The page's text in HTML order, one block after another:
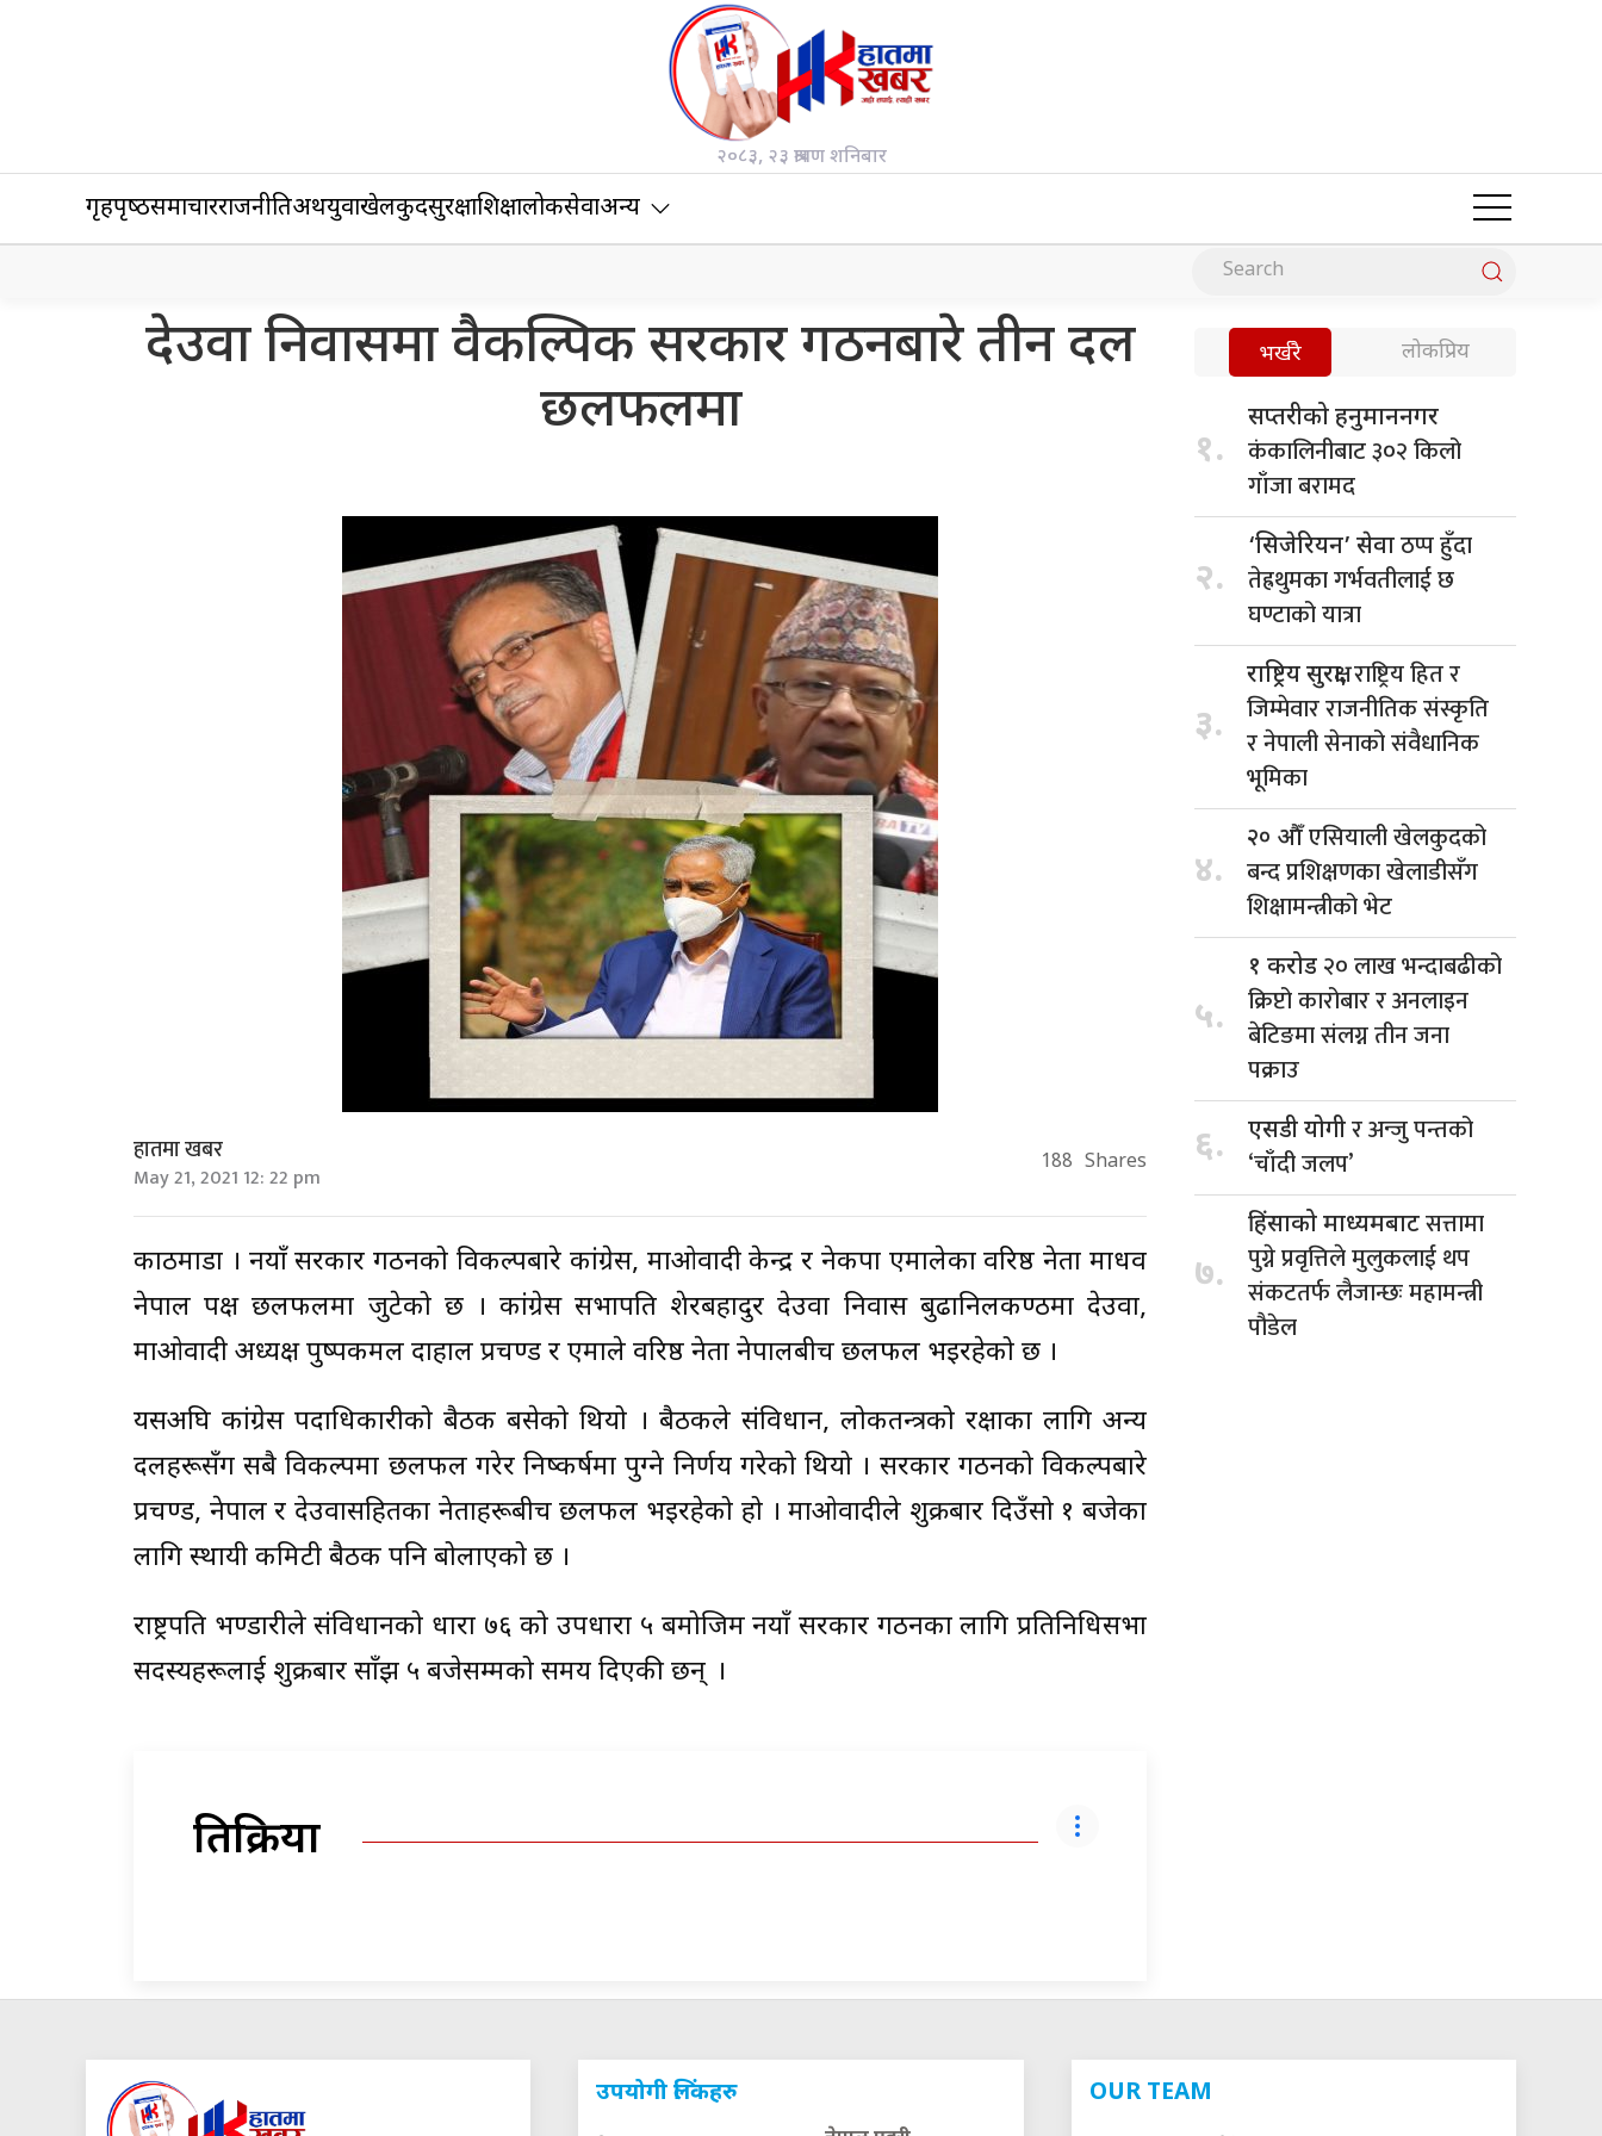
२०८३, २३ श्रावण शनिबार
गृहपृष्‍ठसमाचारराजनीतिअर्थयुवाखेलकुदसुरक्षाशिक्षालोकसेवाअन्य
देउवा निवासमा वैकल्पिक सरकार गठनबारे तीन दल
छलफलमा
हातमा खबर
May 21, 2021 12: 22 pm 188 Shares
काठमाडौँ । नयाँ सरकार गठनको विकल्पबारे कांग्रेस, माओवादी केन्द्र र नेकपा एमालेका वरिष्ठ नेता माधव
नेपाल पक्ष छलफलमा जुटेको छ । कांग्रेस सभापति शेरबहादुर देउवा निवास बुढानिलकण्ठमा देउवा,
माओवादी अध्यक्ष पुष्पकमल दाहाल प्रचण्ड र एमाले वरिष्ठ नेता नेपालबीच छलफल भइरहेको छ ।
यसअघि कांग्रेस पदाधिकारीको बैठक बसेको थियो । बैठकले संविधान, लोकतन्त्रको रक्षाका लागि अन्य
दलहरूसँग सबै विकल्पमा छलफल गरेर निष्कर्षमा पुग्ने निर्णय गरेको थियो । सरकार गठनको विकल्पबारे
प्रचण्ड, नेपाल र देउवासहितका नेताहरूबीच छलफल भइरहेको हो । माओवादीले शुक्रबार दिउँसो १ बजेका
लागि स्थायी कमिटी बैठक पनि बोलाएको छ ।
राष्ट्रपति भण्डारीले संविधानको धारा ७६ को उपधारा ५ बमोजिम नयाँ सरकार गठनका लागि प्रतिनिधिसभा
सदस्यहरूलाई शुक्रबार साँझ ५ बजेसम्मको समय दिएकी छन् ।
प्रतिक्रिया
भर्खरै लोकप्रिय
१.
सप्तरीको हनुमाननगर
कंकालिनीबाट ३०२ किलो
गाँजा बरामद
२.
‘सिजेरियन’ सेवाठप्प हुँदा
तेह्रथुमका गर्भवतीलाई छ
घण्टाको यात्रा
३.
राष्ट्रिय सुरक्षा,राष्ट्रिय हित र
जिम्मेवार राजनीतिक संस्कृति
र नेपाली सेनाको संवैधानिक
भूमिका
४.
२० औँएसियाली खेलकुदको
बन्द प्रशिक्षणका खेलाडीसँग
शिक्षामन्त्रीको भेट
५.
१ करोड २० लाख भन्दाबढीको
क्रिप्टो कारोबार र अनलाइन
बेटिङमा संलग्न तीन जना
पक्राउ
६. एसडी योगीर अन्जु पन्तको
‘चाँदी जलप’
७.
हिंसाको माध्यमबाटसत्तामा
पुग्ने प्रवृत्तिले मुलुकलाई थप
संकटतर्फ लैजान्छः महामन्त्री
पौडेल
उपयोगी लिंकहरु OUR TEAM